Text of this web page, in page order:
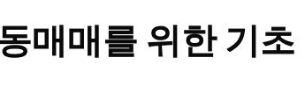
매매를 위한 기초